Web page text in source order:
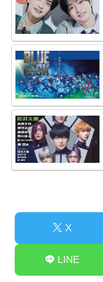
X
LINE